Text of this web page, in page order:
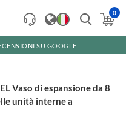
0
SU GOOGLE
Vaso di espansione da 8
unità interne a